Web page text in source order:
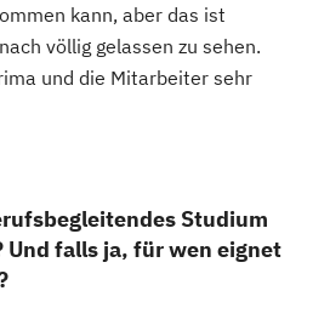
kann, aber das ist
völlig gelassen zu sehen.
und die Mitarbeiter sehr
Studium
falls ja, für wen eignet